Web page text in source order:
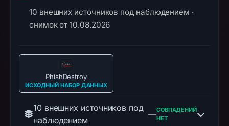
10 внешних источников под наблюдением ·
снимок от 10.08.2026
PhishDestroy
ИСХОДНЫЙ НАБОР ДАННЫХ
10 внешних источников под
наблюдением
—СОВПАДЕНИЙ
НЕТ